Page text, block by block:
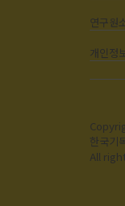
연구원
개인정
한국기
All